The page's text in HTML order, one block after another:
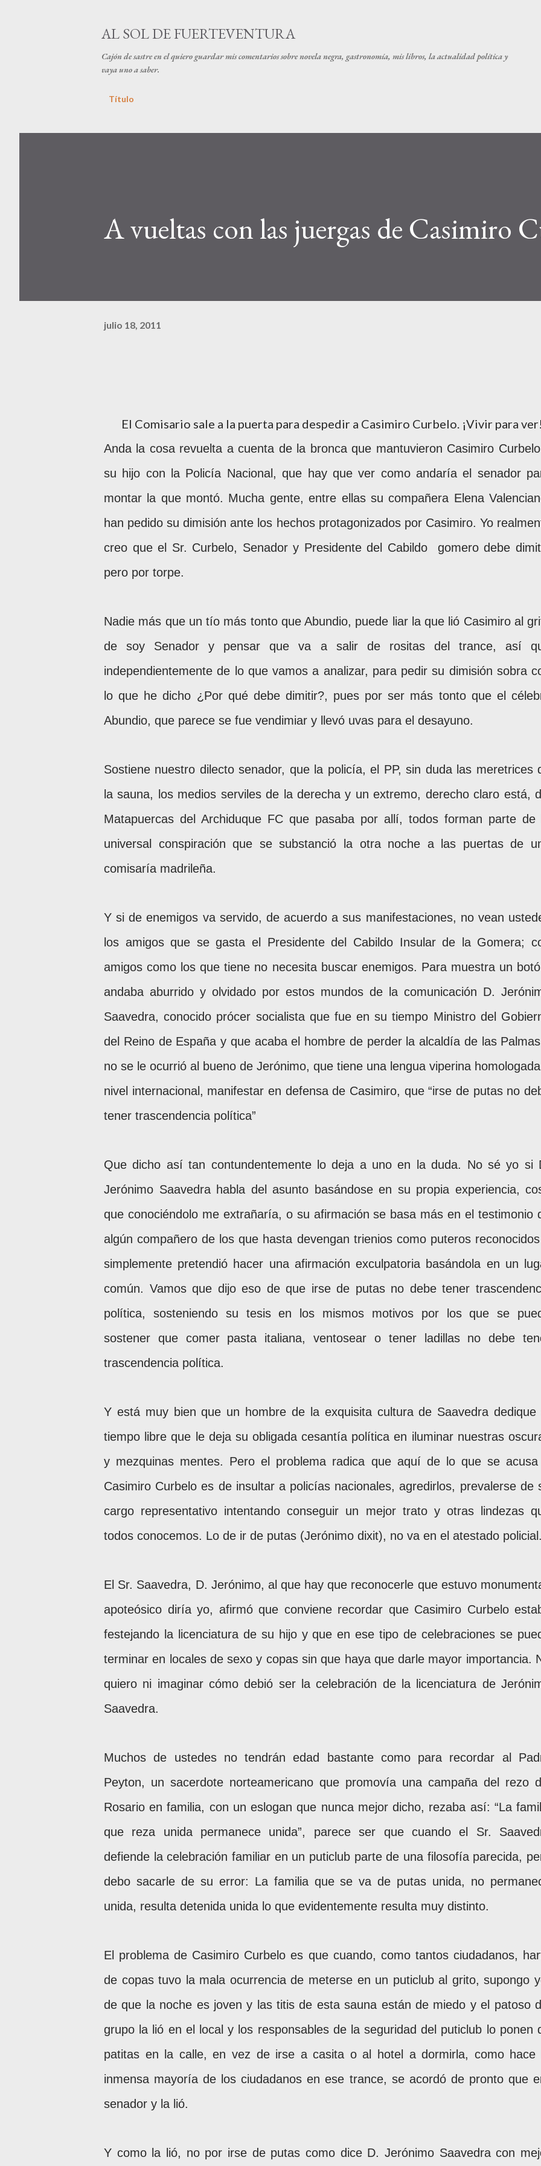
AL SOL DE FUERTEVENTURA
Cajón de sastre en el quiero guardar mis comentarios sobre novela negra, gastronomía, mis libros, la actualidad política y
vaya uno a saber.
Título
A vueltas con las juergas de Casimiro
julio 18, 2011
El Comisario sale a la puerta para despedir a Casimiro Curbelo. ¡Vivir para ver!
Anda la cosa revuelta a cuenta de la bronca que mantuvieron Casimiro
su hijo con la Policía Nacional, que hay que ver como andaría el senador
montar la que montó. Mucha gente, entre ellas su compañera Elena
han pedido su dimisión ante los hechos protagonizados por Casimiro. Yo
creo que el Sr. Curbelo, Senador y Presidente del Cabildo gomero debe
pero por torpe.
Nadie más que un tío más tonto que Abundio, puede liar la que lió Casimiro al
de soy Senador y pensar que va a salir de rositas del trance, así
independientemente de lo que vamos a analizar, para pedir su dimisión sobra
lo que he dicho ¿Por qué debe dimitir?, pues por ser más tonto que el
Abundio, que parece se fue vendimiar y llevó uvas para el desayuno.
Sostiene nuestro dilecto senador, que la policía, el PP, sin duda las meretrices
la sauna, los medios serviles de la derecha y un extremo, derecho claro está,
Matapuercas del Archiduque FC que pasaba por allí, todos forman parte de
universal conspiración que se substanció la otra noche a las puertas de
comisaría madrileña.
Y si de enemigos va servido, de acuerdo a sus manifestaciones, no vean
los amigos que se gasta el Presidente del Cabildo Insular de la Gomera;
amigos como los que tiene no necesita buscar enemigos. Para muestra un
andaba aburrido y olvidado por estos mundos de la comunicación D.
Saavedra, conocido prócer socialista que fue en su tiempo Ministro del
del Reino de España y que acaba el hombre de perder la alcaldía de las
no se le ocurrió al bueno de Jerónimo, que tiene una lengua viperina
nivel internacional, manifestar en defensa de Casimiro, que “irse de putas no
tener trascendencia política”
Que dicho así tan contundentemente lo deja a uno en la duda. No sé yo si
Jerónimo Saavedra habla del asunto basándose en su propia experiencia,
que conociéndolo me extrañaría, o su afirmación se basa más en el testimonio
algún compañero de los que hasta devengan trienios como puteros
simplemente pretendió hacer una afirmación exculpatoria basándola en un
común. Vamos que dijo eso de que irse de putas no debe tener
política, sosteniendo su tesis en los mismos motivos por los que se
sostener que comer pasta italiana, ventosear o tener ladillas no debe
trascendencia política.
Y está muy bien que un hombre de la exquisita cultura de Saavedra dedique
tiempo libre que le deja su obligada cesantía política en iluminar nuestras
y mezquinas mentes. Pero el problema radica que aquí de lo que se
Casimiro Curbelo es de insultar a policías nacionales, agredirlos, prevalerse de
cargo representativo intentando conseguir un mejor trato y otras lindezas
todos conocemos. Lo de ir de putas (Jerónimo dixit), no va en el atestado policial.
El Sr. Saavedra, D. Jerónimo, al que hay que reconocerle que estuvo
apoteósico diría yo, afirmó que conviene recordar que Casimiro Curbelo
festejando la licenciatura de su hijo y que en ese tipo de celebraciones se
terminar en locales de sexo y copas sin que haya que darle mayor importancia.
quiero ni imaginar cómo debió ser la celebración de la licenciatura de
Saavedra.
Muchos de ustedes no tendrán edad bastante como para recordar al
Peyton, un sacerdote norteamericano que promovía una campaña del rezo
Rosario en familia, con un eslogan que nunca mejor dicho, rezaba así: “La
que reza unida permanece unida”, parece ser que cuando el Sr.
defiende la celebración familiar en un puticlub parte de una filosofía parecida,
debo sacarle de su error: La familia que se va de putas unida, no
unida, resulta detenida unida lo que evidentemente resulta muy distinto.
El problema de Casimiro Curbelo es que cuando, como tantos ciudadanos,
de copas tuvo la mala ocurrencia de meterse en un puticlub al grito, supongo
de que la noche es joven y las titis de esta sauna están de miedo y el patoso
grupo la lió en el local y los responsables de la seguridad del puticlub lo ponen
patitas en la calle, en vez de irse a casita o al hotel a dormirla, como hace
inmensa mayoría de los ciudadanos en ese trance, se acordó de pronto que
senador y la lió.
Y como la lió, no por irse de putas como dice D. Jerónimo Saavedra con